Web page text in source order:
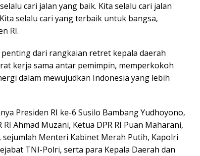
cari jalan yang baik. Kita selalu cari jalan
selalu cari yang terbaik untuk bangsa,
RI.
dari rangkaian retret kepala daerah
kerja sama antar pemimpin, memperkokoh
dalam mewujudkan Indonesia yang lebih
Presiden RI ke-6 Susilo Bambang Yudhoyono,
Ahmad Muzani, Ketua DPR RI Puan Maharani,
sejumlah Menteri Kabinet Merah Putih, Kapolri
TNI-Polri, serta para Kepala Daerah dan